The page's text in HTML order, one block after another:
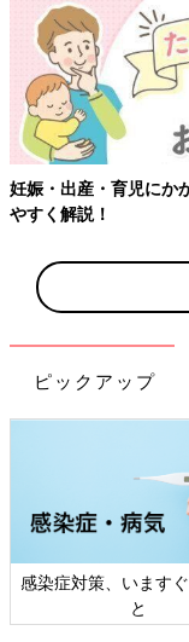
妊娠・出産・育児にか
やすく解説！
ピックアップ
感染症対策、います
と